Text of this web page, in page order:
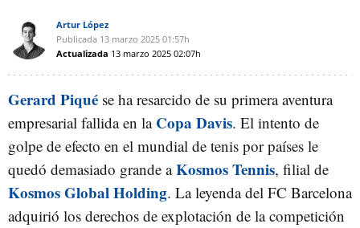
Artur López
Publicada 13 marzo 2025 01:57h
Actualizada 13 marzo 2025 02:07h
Gerard Piqué se ha resarcido de su primera aventura
empresarial fallida en la Copa Davis. El intento de
golpe de efecto en el mundial de tenis por países le
quedó demasiado grande aKosmos Tennis, filial de
Kosmos Global Holding. La leyenda del FC Barcelona
adquirió los derechos de explotación de la competición